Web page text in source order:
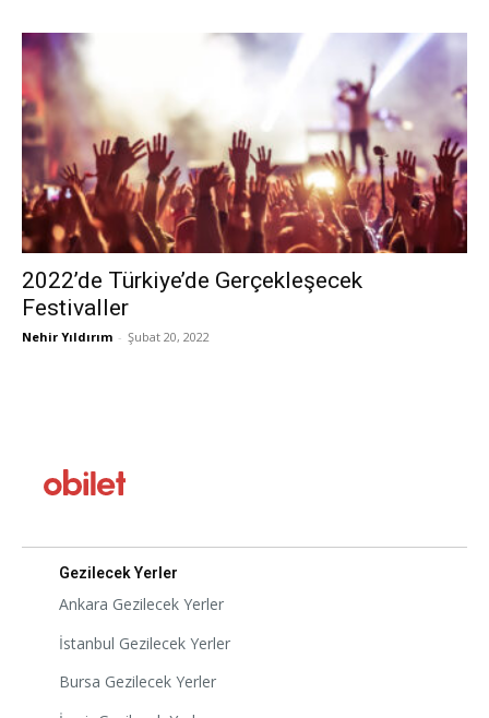
2022’de Türkiye’de Gerçekleşecek
Festivaller
Nehir Yıldırım - Şubat 20, 2022
Gezilecek Yerler
Ankara Gezilecek Yerler
İstanbul Gezilecek Yerler
Bursa Gezilecek Yerler